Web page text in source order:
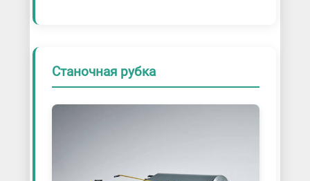
Станочная рубка